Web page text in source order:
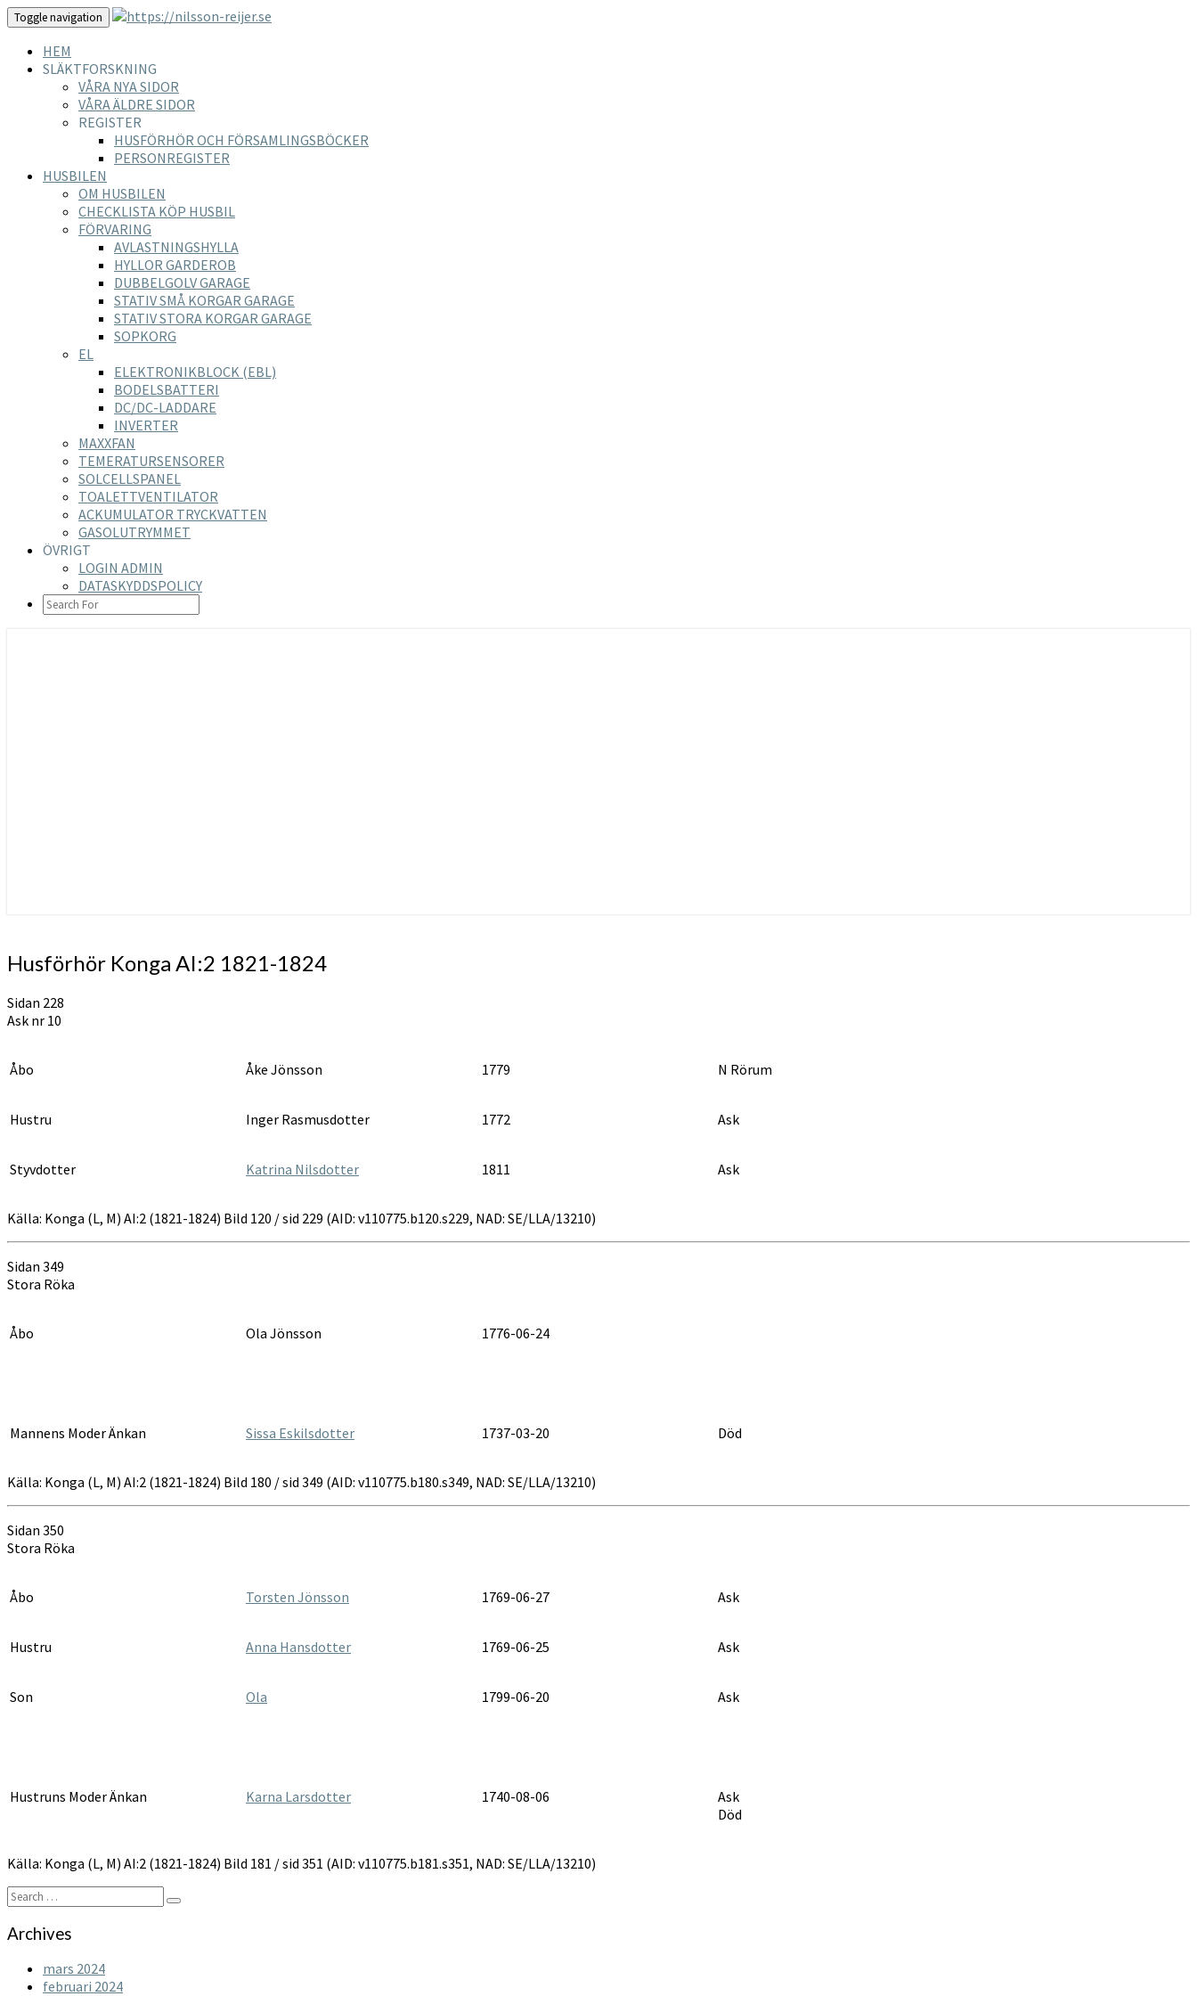
Toggle navigation
HEM
SLÄKTFORSKNING
VÅRA NYA SIDOR
VÅRA ÄLDRE SIDOR
REGISTER
HUSFÖRHÖR OCH FÖRSAMLINGSBÖCKER
PERSONREGISTER
HUSBILEN
OM HUSBILEN
CHECKLISTA KÖP HUSBIL
FÖRVARING
AVLASTNINGSHYLLA
HYLLOR GARDEROB
DUBBELGOLV GARAGE
STATIV SMÅ KORGAR GARAGE
STATIV STORA KORGAR GARAGE
SOPKORG
EL
ELEKTRONIKBLOCK (EBL)
BODELSBATTERI
DC/DC-LADDARE
INVERTER
MAXXFAN
TEMERATURSENSORER
SOLCELLSPANEL
TOALETTVENTILATOR
ACKUMULATOR TRYCKVATTEN
GASOLUTRYMMET
ÖVRIGT
LOGIN ADMIN
DATASKYDDSPOLICY
SEARCH
ICON
Husförhör
Konga
1821-
1824
Husförhör Konga AI:2 1821-1824
Sidan 228
Ask nr 10
Åbo Åke Jönsson 1779 N Rörum
Hustru Inger Rasmusdotter 1772 Ask
Styvdotter Katrina Nilsdotter 1811 Ask
Källa: Konga (L, M) AI:2 (1821-1824) Bild 120 / sid 229 (AID: v110775.b120.s229, NAD: SE/LLA/13210)
Sidan 349
Stora Röka
Åbo Ola Jönsson 1776-06-24
Mannens Moder Änkan Sissa Eskilsdotter 1737-03-20 Död
Källa: Konga (L, M) AI:2 (1821-1824) Bild 180 / sid 349 (AID: v110775.b180.s349, NAD: SE/LLA/13210)
Sidan 350
Stora Röka
Åbo Torsten Jönsson 1769-06-27 Ask
Hustru Anna Hansdotter 1769-06-25 Ask
Son Ola 1799-06-20 Ask
Hustruns Moder Änkan Karna Larsdotter 1740-08-06
Ask
Död
Källa: Konga (L, M) AI:2 (1821-1824) Bild 181 / sid 351 (AID: v110775.b181.s351, NAD: SE/LLA/13210)
Search
for:
Search
Archives
mars 2024
februari 2024